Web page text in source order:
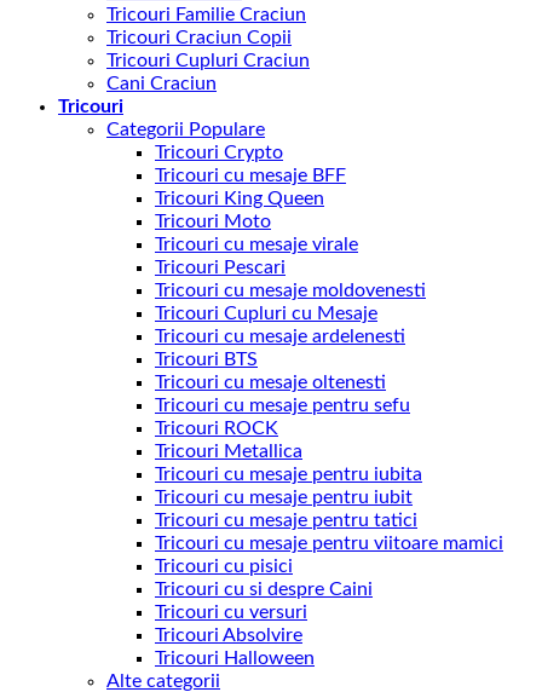
Tricouri Familie Craciun
Tricouri Craciun Copii
Tricouri Cupluri Craciun
Cani Craciun
Tricouri
Categorii Populare
Tricouri Crypto
Tricouri cu mesaje BFF
Tricouri King Queen
Tricouri Moto
Tricouri cu mesaje virale
Tricouri Pescari
Tricouri cu mesaje moldovenesti
Tricouri Cupluri cu Mesaje
Tricouri cu mesaje ardelenesti
Tricouri BTS
Tricouri cu mesaje oltenesti
Tricouri cu mesaje pentru sefu
Tricouri ROCK
Tricouri Metallica
Tricouri cu mesaje pentru iubita
Tricouri cu mesaje pentru iubit
Tricouri cu mesaje pentru tatici
Tricouri cu mesaje pentru viitoare mamici
Tricouri cu pisici
Tricouri cu si despre Caini
Tricouri cu versuri
Tricouri Absolvire
Tricouri Halloween
Alte categorii